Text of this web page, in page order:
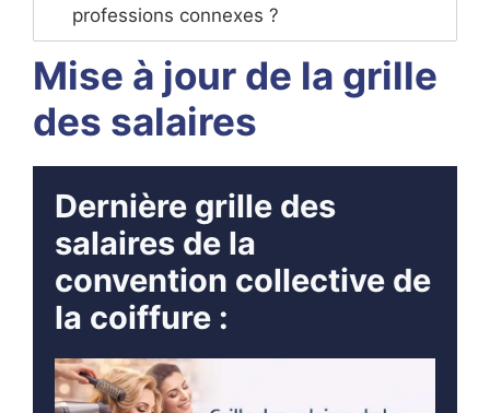
professions connexes ?
Mise à jour de la grille
des salaires
Dernière grille des
salaires de la
convention collective de
la coiffure :